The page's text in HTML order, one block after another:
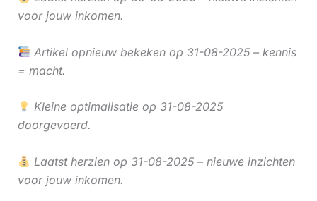
voor jouw inkomen.
Artikel opnieuw bekeken op 31-08-2025 – kennis
= macht.
Kleine optimalisatie op 31-08-2025
doorgevoerd.
Laatst herzien op 31-08-2025 – nieuwe inzichten
voor jouw inkomen.